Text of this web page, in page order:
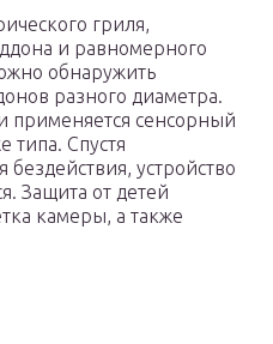
гриля,
и равномерного
обнаружить
разного диаметра.
применяется сенсорный
типа. Спустя
устройство
Защита от детей
камеры, а также